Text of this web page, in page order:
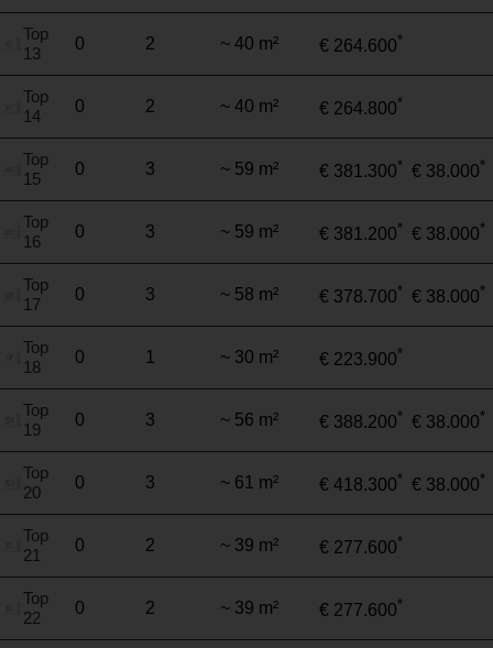
Top
13
0 2 ~ 40 m² € 264.600*
Top
14
0 2 ~ 40 m² € 264.800*
Top
15
0 3 ~ 59 m² € 381.300* € 38.000*
Top
16
0 3 ~ 59 m² € 381.200* € 38.000*
Top
17
0 3 ~ 58 m² € 378.700* € 38.000*
Top
18
0 1 ~ 30 m² € 223.900*
Top
19
0 3 ~ 56 m² € 388.200* € 38.000*
Top
20
0 3 ~ 61 m² € 418.300* € 38.000*
Top
21
0 2 ~ 39 m² € 277.600*
Top
22
0 2 ~ 39 m² € 277.600*